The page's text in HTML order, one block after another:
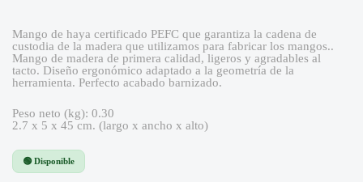
Mango de haya certificado PEFC que garantiza la cadena de
custodia de la madera que utilizamos para fabricar los mangos..
Mango de madera de primera calidad, ligeros y agradables al
tacto. Diseño ergonómico adaptado a la geometría de la
herramienta. Perfecto acabado barnizado.
Peso neto (kg): 0.30
2.7 x 5 x 45 cm. (largo x ancho x alto)
🟢 Disponible